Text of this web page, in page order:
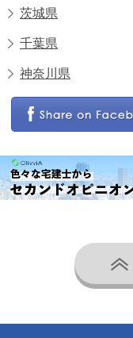
茨城県
千葉県
神奈川県